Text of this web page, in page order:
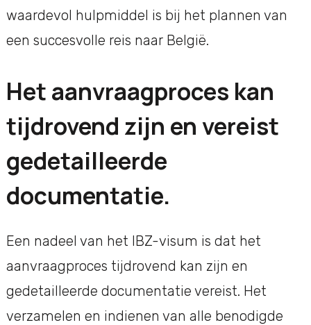
waardevol hulpmiddel is bij het plannen van
een succesvolle reis naar België.
Het aanvraagproces kan
tijdrovend zijn en vereist
gedetailleerde
documentatie.
Een nadeel van het IBZ-visum is dat het
aanvraagproces tijdrovend kan zijn en
gedetailleerde documentatie vereist. Het
verzamelen en indienen van alle benodigde